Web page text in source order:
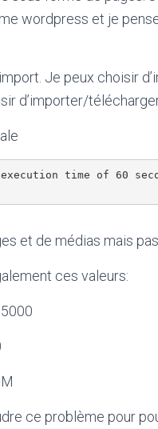
wordpress et je
Je peux choisir
d’importer/
time of 60
et de médias mais
ces valeurs:
ce problème pour